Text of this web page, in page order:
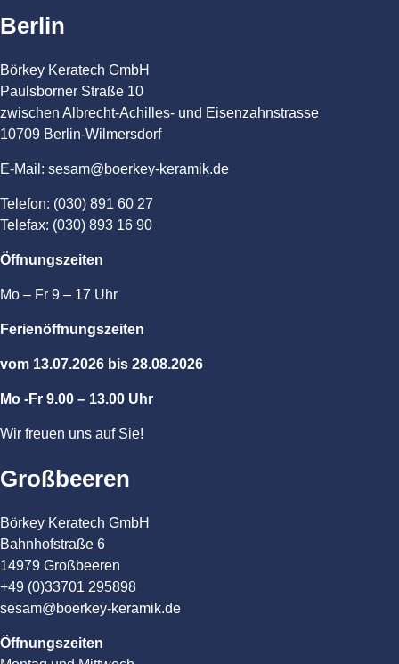
Berlin
Börkey Keratech GmbH
Paulsborner Straße 10
zwischen Albrecht-Achilles- und Eisenzahnstrasse
10709 Berlin-Wilmersdorf
E-Mail: sesam@boerkey-keramik.de
Telefon: (030) 891 60 27
Telefax: (030) 893 16 90
Öffnungszeiten
Mo – Fr 9 – 17 Uhr
Ferienöffnungszeiten
vom 13.07.2026 bis 28.08.2026
Mo -Fr 9.00 – 13.00 Uhr
Wir freuen uns auf Sie!
Großbeeren
Börkey Keratech GmbH
Bahnhofstraße 6
14979 Großbeeren
+49 (0)33701 295898
sesam@boerkey-keramik.de
Öffnungszeiten